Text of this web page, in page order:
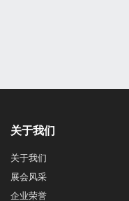
关于我们
关于我们
展会风采
企业荣誉